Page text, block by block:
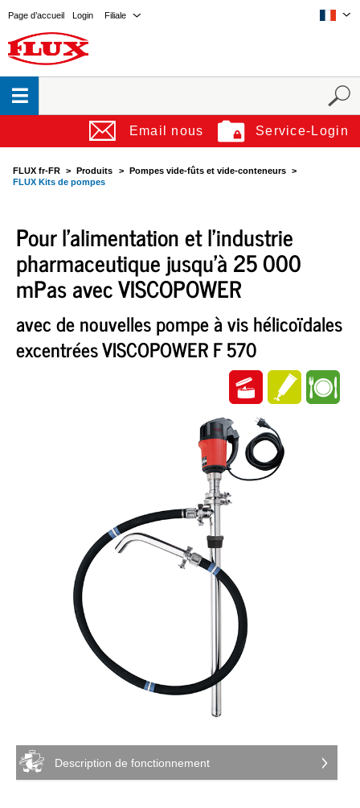
Filiale
Login
Page d’accueil
Service-Login
Email nous
FLUX fr-FR Produits
Pompes vide-fûts et vide-conteneurs
FLUX Kits de pompes
Pour l'alimentation et l'industrie
pharmaceutique jusqu'à 25 000
mPas avec VISCOPOWER
avec de nouvelles pompe à vis hélicoïdales
excentrées VISCOPOWER F 570
Description de fonctionnement